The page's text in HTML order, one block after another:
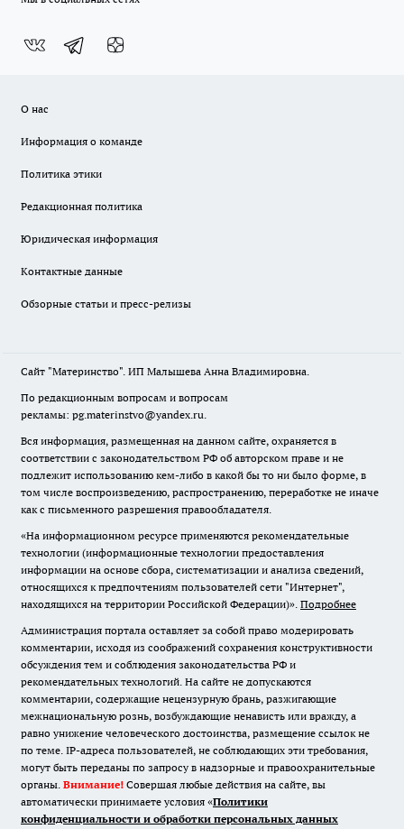
О нас
Информация о команде
Политика этики
Редакционная политика
Юридическая информация
Контактные данные
Обзорные статьи и пресс-релизы
Сайт "Материнство". ИП Малышева Анна Владимировна.
По редакционным вопросам и вопросам
рекламы: pg.materinstvo@yandex.ru.
Вся информация, размещенная на данном сайте, охраняется в
соответствии с законодательством РФ об авторском праве и не
подлежит использованию кем-либо в какой бы то ни было форме, в
том числе воспроизведению, распространению, переработке не иначе
как с письменного разрешения правообладателя.
«На информационном ресурсе применяются рекомендательные
технологии (информационные технологии предоставления
информации на основе сбора, систематизации и анализа сведений,
относящихся к предпочтениям пользователей сети "Интернет",
находящихся на территории Российской Федерации)». Подробнее
Администрация портала оставляет за собой право модерировать
комментарии, исходя из соображений сохранения конструктивности
обсуждения тем и соблюдения законодательства РФ и
рекомендательных технологий. На сайте не допускаются
комментарии, содержащие нецензурную брань, разжигающие
межнациональную рознь, возбуждающие ненависть или вражду, а
равно унижение человеческого достоинства, размещение ссылок не
по теме. IP-адреса пользователей, не соблюдающих эти требования,
могут быть переданы по запросу в надзорные и правоохранительные
органы. Внимание! Совершая любые действия на сайте, вы
автоматически принимаете условия «Политики
конфиденциальности и обработки персональных данных